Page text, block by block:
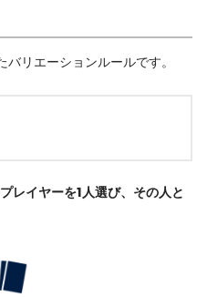
リエーションルールです。
レイヤーを1人選び、その人と